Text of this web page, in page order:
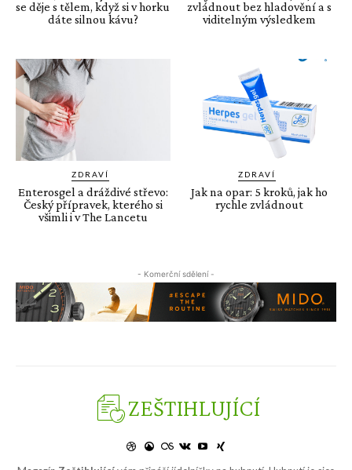
ZEŠTIHLUJÍCÍ